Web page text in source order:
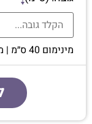
מינימום 40 ס״מ | מקסימום 300 ס״מ